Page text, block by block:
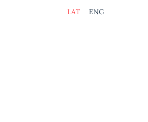
LAT ENG